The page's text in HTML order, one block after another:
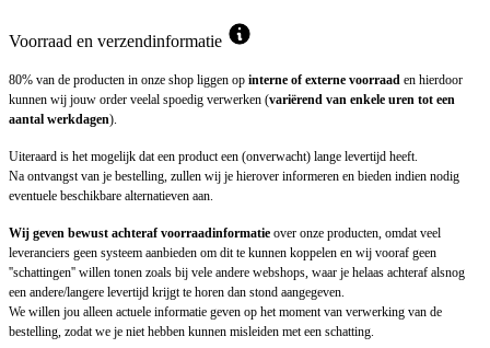
Voorraad en verzendinformatie
80% van de producten in onze shop liggen op interne of externe voorraad en hierdoor
kunnen wij jouw order veelal spoedig verwerken (variërend van enkele uren tot een
aantal werkdagen).
Uiteraard is het mogelijk dat een product een (onverwacht) lange levertijd heeft.
Na ontvangst van je bestelling, zullen wij je hierover informeren en bieden indien nodig
eventuele beschikbare alternatieven aan.
Wij geven bewust achteraf voorraadinformatie over onze producten, omdat veel
leveranciers geen systeem aanbieden om dit te kunnen koppelen en wij vooraf geen
''schattingen'' willen tonen zoals bij vele andere webshops, waar je helaas achteraf alsnog
een andere/langere levertijd krijgt te horen dan stond aangegeven.
We willen jou alleen actuele informatie geven op het moment van verwerking van de
bestelling, zodat we je niet hebben kunnen misleiden met een schatting.